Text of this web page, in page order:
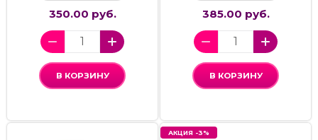
350.00 руб.
В КОРЗИНУ
385.00 руб.
В КОРЗИНУ
АКЦИЯ -3%